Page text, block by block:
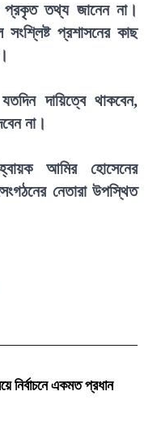
প্রকৃত তথ্য জানেন না।
সংশ্লিষ্ট প্রশাসনের কাছ
দায়িত্বে থাকবেন,
না।
আমির হোসেনের
নেতারা উপস্থিত
নির্বাচনে একমত প্রধান